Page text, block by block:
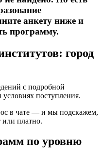
анкету ниже и
программу.
город
с подробной
поступления.
в чате — и мы подскажем,
платно.
по уровню